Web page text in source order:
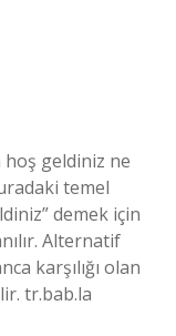
hoş geldiniz ne
temel
demek için
Alternatif
karşılığı olan
tr.bab.la